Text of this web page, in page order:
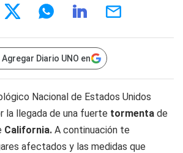
Agregar Diario UNO en
Nacional de Estados Unidos
la llegada de una fuerte tormenta de
California. A continuación te
afectados y las medidas que